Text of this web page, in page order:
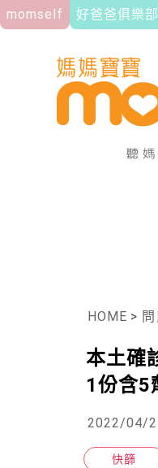
momself 好爸爸俱樂部
HOME >
本土確
1份含5
2022/04/
快篩